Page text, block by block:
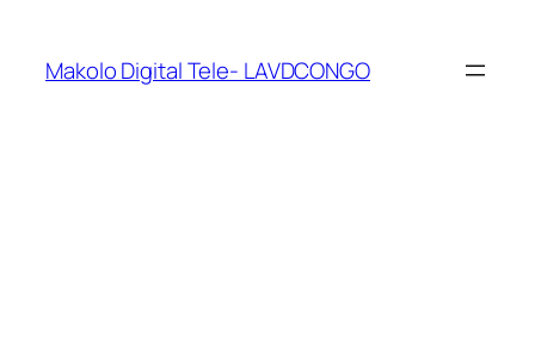
Makolo Digital Tele- LAVDCONGO